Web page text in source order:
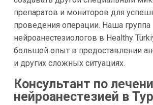
препаратов и мониторов для
проведения операции. Наша группа
нейроанестезиологов в Healthy
большой опыт в предоставлении
и других сложных ситуациях.
Консультант по
нейроанестезией в